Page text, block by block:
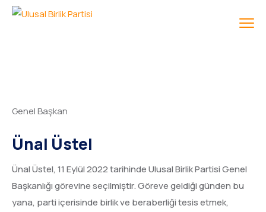
Genel Başkan
Ünal Üstel
Ünal Üstel, 11 Eylül 2022 tarihinde Ulusal Birlik Partisi Genel
Başkanlığı görevine seçilmiştir. Göreve geldiği günden bu
yana, parti içerisinde birlik ve beraberliği tesis etmek,